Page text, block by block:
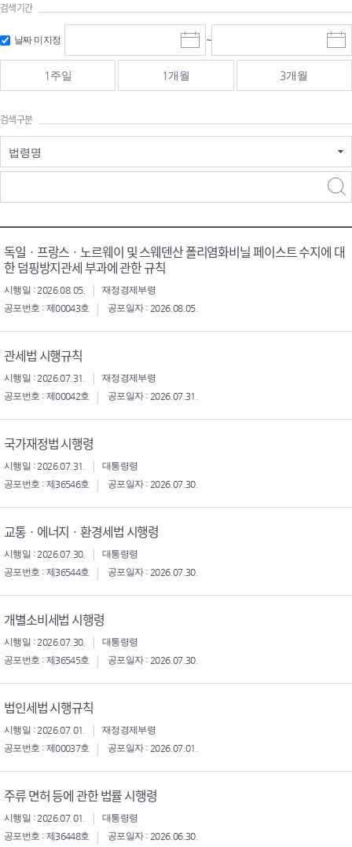
검색기간
날짜 미지정
시
작
일
선
~
마
감
선
1주일 1개월 3개월
검색구분
법령명
독일ㆍ프랑스ㆍ노르웨이 및 스웨덴산 폴리염화비닐 페이스트 수지에 대
한 덤핑방지관세 부과에 관한 규칙
시행일 : 2026.08.05.
재정경제부령
공포번호 : 제00043호
공포일자 : 2026.08.05.
관세법 시행규칙
시행일 : 2026.07.31.
재정경제부령
공포번호 : 제00042호
공포일자 : 2026.07.31.
국가재정법 시행령
시행일 : 2026.07.31.
대통령령
공포번호 : 제36546호
공포일자 : 2026.07.30.
교통ㆍ에너지ㆍ환경세법 시행령
시행일 : 2026.07.30.
대통령령
공포번호 : 제36544호
공포일자 : 2026.07.30.
개별소비세법 시행령
시행일 : 2026.07.30.
대통령령
공포번호 : 제36545호
공포일자 : 2026.07.30.
법인세법 시행규칙
시행일 : 2026.07.01.
재정경제부령
공포번호 : 제00037호
공포일자 : 2026.07.01.
주류 면허 등에 관한 법률 시행령
시행일 : 2026.07.01.
대통령령
공포번호 : 제36448호
공포일자 : 2026.06.30.